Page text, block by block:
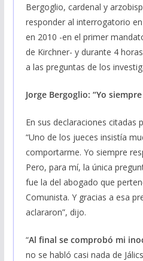
Bergoglio, cardenal y
responder al interrogatorio
en 2010 -en el primer
de Kirchner- y durante 4
a las preguntas de los
Jorge Bergoglio: “Yo
En sus declaraciones citadas
“Uno de los jueces insistía
comportarme. Yo siempre
Pero, para mí, la única
fue la del abogado que
Comunista. Y gracias a esa
aclararon”, dijo.
“Al final se comprobó mi
no se habló casi nada de